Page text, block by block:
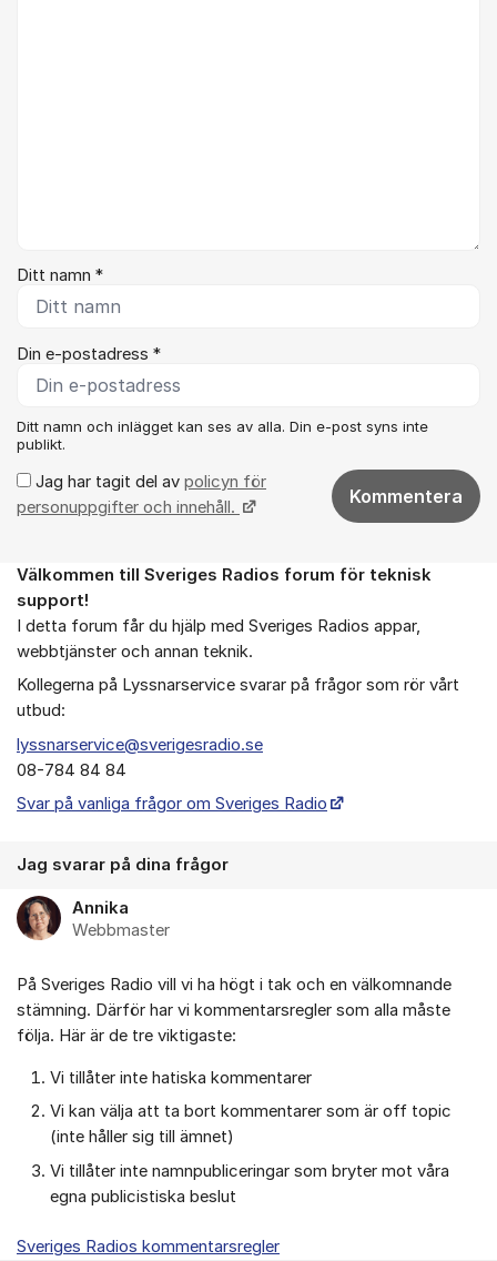
Ditt namn *
Din e-postadress *
Ditt namn och inlägget kan ses av alla. Din e-post syns inte
publikt.
Jag har tagit del av policyn för
personuppgifter och innehåll.
Kommentera
Om forumet
Välkommen till Sveriges Radios forum för teknisk
support!
I detta forum får du hjälp med Sveriges Radios appar,
webbtjänster och annan teknik.
Kollegerna på Lyssnarservice svarar på frågor som rör vårt
utbud:
lyssnarservice@sverigesradio.se
08-784 84 84
Svar på vanliga frågor om Sveriges Radio
Jag svarar på dina frågor
Annika
Webbmaster
På Sveriges Radio vill vi ha högt i tak och en välkomnande
stämning. Därför har vi kommentarsregler som alla måste
följa. Här är de tre viktigaste:
Vi tillåter inte hatiska kommentarer
Vi kan välja att ta bort kommentarer som är off topic
(inte håller sig till ämnet)
Vi tillåter inte namnpubliceringar som bryter mot våra
egna publicistiska beslut
Sveriges Radios kommentarsregler